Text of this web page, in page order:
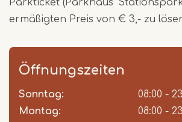
Parkticket (Parkhaus
ermäßigten Preis von € 3,- zu
Öffnungszeiten
Day
Time
slot
Comment
Sonntag:
08:00 -
Montag:
08:00 -